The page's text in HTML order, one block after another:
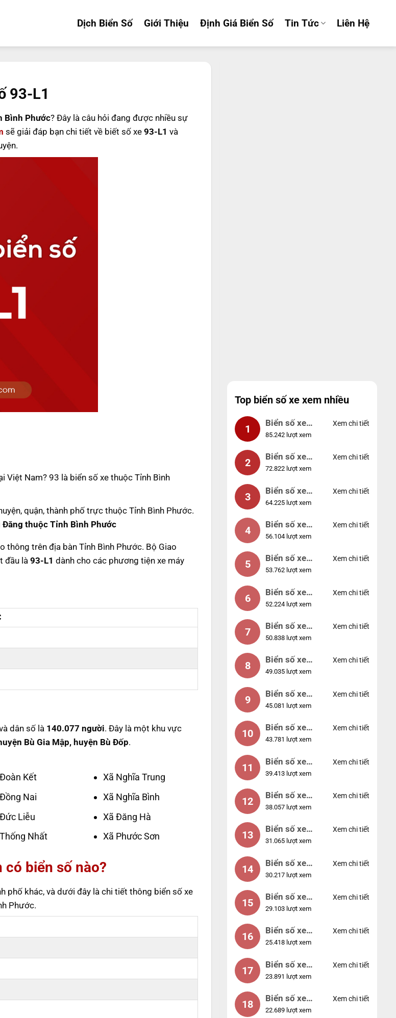
Dịch Biển Số Giới Thiệu Định Giá Biển Số Tin Tức Liên Hệ
93-L1
Bình Phước? Đây là câu hỏi đang được nhiều sự
sẽ giải đáp bạn chi tiết về biết số xe 93-L1 và
Việt Nam? 93 là biển số xe thuộc Tỉnh Bình
quận, thành phố trực thuộc Tỉnh Bình Phước.
Đăng thuộc Tỉnh Bình Phước
thông trên địa bàn Tỉnh Bình Phước. Bộ Giao
đầu là 93-L1 dành cho các phương tiện xe máy
dân số là 140.077 người. Đây là một khu vực
Bù Gia Mập, huyện Bù Đốp.
Kết
Nai
Liễu
Nhất
Xã Nghĩa Trung
Xã Nghĩa Bình
Xã Đăng Hà
Xã Phước Sơn
biển số nào?
phố khác, và dưới đây là chi tiết thông biển số xe
Phước.
Top biển số xe xem nhiều
1
Biển số xe
99999
85.242 lượt xem
Xem chi tiết
2
Biển số xe
04953
72.822 lượt xem
Xem chi tiết
3
Biển số xe
88888
64.225 lượt xem
Xem chi tiết
4
Biển số xe
12345
56.104 lượt xem
Xem chi tiết
5
Biển số xe
66666
53.762 lượt xem
Xem chi tiết
6
Biển số xe
11111
52.224 lượt xem
Xem chi tiết
7
Biển số xe
44444
50.838 lượt xem
Xem chi tiết
8
Biển số xe
77777
49.035 lượt xem
Xem chi tiết
9
Biển số xe
55555
45.081 lượt xem
Xem chi tiết
10
Biển số xe
56789
43.781 lượt xem
Xem chi tiết
11
Biển số xe
01234
39.413 lượt xem
Xem chi tiết
12
Biển số xe
33333
38.057 lượt xem
Xem chi tiết
13
Biển số xe
22222
31.065 lượt xem
Xem chi tiết
14
Biển số xe
14953
30.217 lượt xem
Xem chi tiết
15
Biển số xe
24953
29.103 lượt xem
Xem chi tiết
16
Biển số xe
49053
25.418 lượt xem
Xem chi tiết
17
Biển số xe
44953
23.891 lượt xem
Xem chi tiết
18
Biển số xe
74953
22.689 lượt xem
Xem chi tiết